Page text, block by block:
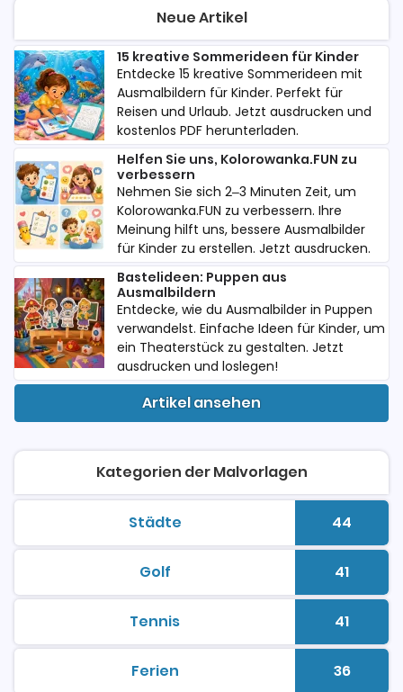
Neue Artikel
15 kreative Sommerideen für Kinder
Entdecke 15 kreative Sommerideen mit
Ausmalbildern für Kinder. Perfekt für
Reisen und Urlaub. Jetzt ausdrucken und
kostenlos PDF herunterladen.
Helfen Sie uns, Kolorowanka.FUN zu
verbessern
Nehmen Sie sich 2–3 Minuten Zeit, um
Kolorowanka.FUN zu verbessern. Ihre
Meinung hilft uns, bessere Ausmalbilder
für Kinder zu erstellen. Jetzt ausdrucken.
Bastelideen: Puppen aus
Ausmalbildern
Entdecke, wie du Ausmalbilder in Puppen
verwandelst. Einfache Ideen für Kinder, um
ein Theaterstück zu gestalten. Jetzt
ausdrucken und loslegen!
Artikel ansehen
Kategorien der Malvorlagen
Städtemalvorlagen zum ausdruckenAnzahl
44
Golfmalvorlagen zum ausdruckenAnzahl
41
Tennismalvorlagen zum ausdruckenAnzahl
41
Ferienmalvorlagen zum ausdruckenAnzahl
36